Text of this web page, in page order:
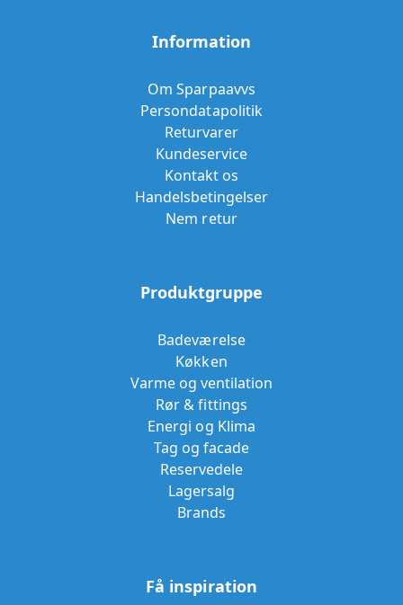
Information
Om Sparpaavvs
Persondatapolitik
Returvarer
Kundeservice
Kontakt os
Handelsbetingelser
Nem retur
Produktgruppe
Badeværelse
Køkken
Varme og ventilation
Rør & fittings
Energi og Klima
Tag og facade
Reservedele
Lagersalg
Brands
Få inspiration